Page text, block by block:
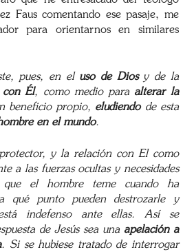
Faus comentando ese pasaje, me
para orientarnos en similares
pues, en el uso de Diosy de la
con Él, como medio para alterar la
beneficio propio, eludiendode esta
en el mundo.
y la relación con El como
a las fuerzas ocultas y necesidades
el hombre teme cuando ha
qué punto pueden destrozarle y
indefenso ante ellas. Así se
de Jesús sea una apelación a
. Si se hubiese tratado de interrogar